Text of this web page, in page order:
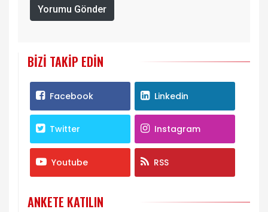
Yorumu Gönder
BIZI TAKIP EDIN
Facebook Linkedin
Twitter Instagram
Youtube RSS
ANKETE KATILIN